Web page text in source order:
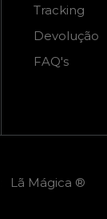
Tracking
Devolução
FAQ's
Lã Mágica ®